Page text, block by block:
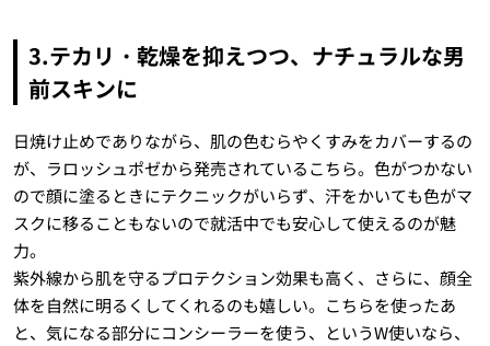
3.テカリ・乾燥を抑えつつ、ナチュラルな男
前スキンに
日焼け止めでありながら、肌の色むらやくすみをカバーするの
が、ラロッシュポゼから発売されているこちら。色がつかない
ので顔に塗るときにテクニックがいらず、汗をかいても色がマ
スクに移ることもないので就活中でも安心して使えるのが魅
力。
紫外線から肌を守るプロテクション効果も高く、さらに、顔全
体を自然に明るくしてくれるのも嬉しい。こちらを使ったあ
と、気になる部分にコンシーラーを使う、というW使いなら、